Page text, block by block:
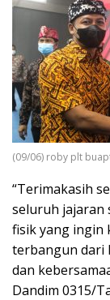
(09/06) roby plt
“Terimakasih
seluruh jajaran
fisik yang ingin
terbangun dari
dan
Dandim 0315/